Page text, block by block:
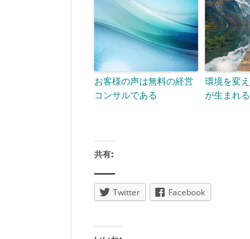
お客様の声は無料の経営
コンサルである
環境を変
が生まれる
共有:
Twitter Facebook